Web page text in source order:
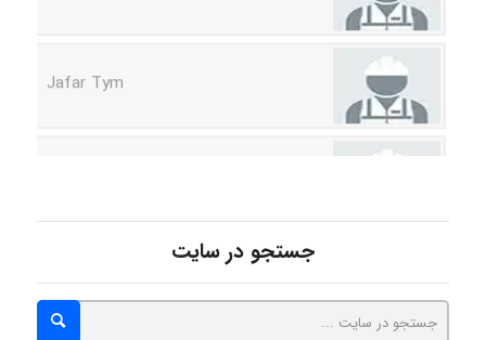
Alirez0990
جستجو در سایت